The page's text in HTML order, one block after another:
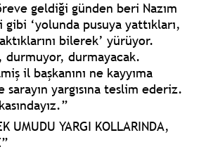
geldiği günden beri Nazım
‘yolunda pusuya yattıkları,
bilerek’ yürüyor.
durmuyor, durmayacak.
il başkanını ne kayyıma
yargısına teslim ederiz.
UMUDU YARGI KOLLARINDA,